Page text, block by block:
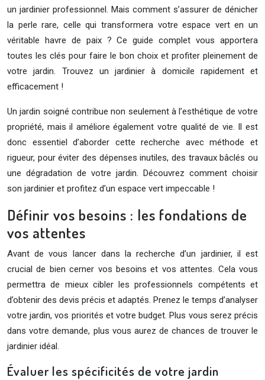
un jardinier professionnel. Mais comment s’assurer de dénicher
la perle rare, celle qui transformera votre espace vert en un
véritable havre de paix ? Ce guide complet vous apportera
toutes les clés pour faire le bon choix et profiter pleinement de
votre jardin. Trouvez un jardinier à domicile rapidement et
efficacement !
Un jardin soigné contribue non seulement à l’esthétique de votre
propriété, mais il améliore également votre qualité de vie. Il est
donc essentiel d’aborder cette recherche avec méthode et
rigueur, pour éviter des dépenses inutiles, des travaux bâclés ou
une dégradation de votre jardin. Découvrez comment choisir
son jardinier et profitez d’un espace vert impeccable !
Définir vos besoins : les fondations de
vos attentes
Avant de vous lancer dans la recherche d’un jardinier, il est
crucial de bien cerner vos besoins et vos attentes. Cela vous
permettra de mieux cibler les professionnels compétents et
d’obtenir des devis précis et adaptés. Prenez le temps d’analyser
votre jardin, vos priorités et votre budget. Plus vous serez précis
dans votre demande, plus vous aurez de chances de trouver le
jardinier idéal.
Évaluer les spécificités de votre jardin